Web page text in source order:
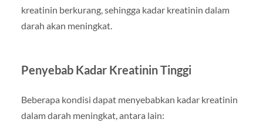
kreatinin berkurang, sehingga kadar kreatinin dalam
darah akan meningkat.
Penyebab Kadar Kreatinin Tinggi
Beberapa kondisi dapat menyebabkan kadar kreatinin
dalam darah meningkat, antara lain: